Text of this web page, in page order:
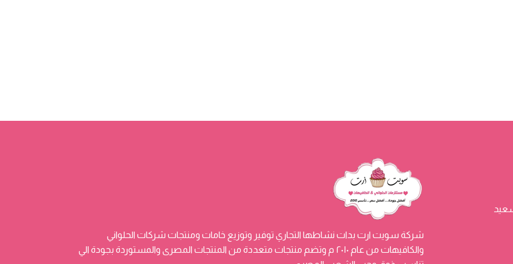
شركة سويت ارت بدات نشاطها التجاري توفير وتوزيع خامات ومنتجات شركات الحلواني
والكافيهات من عام ٢٠١٠ م وتضم منتجات متعددة من المنتجات المصرى والمستوردة بجودة الي